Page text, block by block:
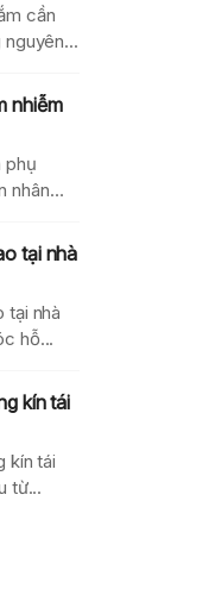
cần
nhiễm
phụ
nhân
tại nhà
tại nhà
hỗ...
kín tái
kín tái
từ...